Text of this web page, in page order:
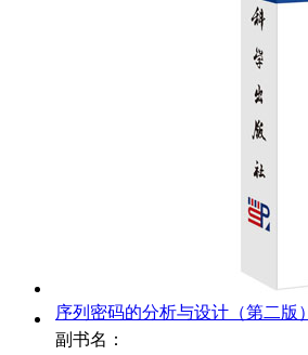
序列密码的分析与设计（第二版）
副书名：